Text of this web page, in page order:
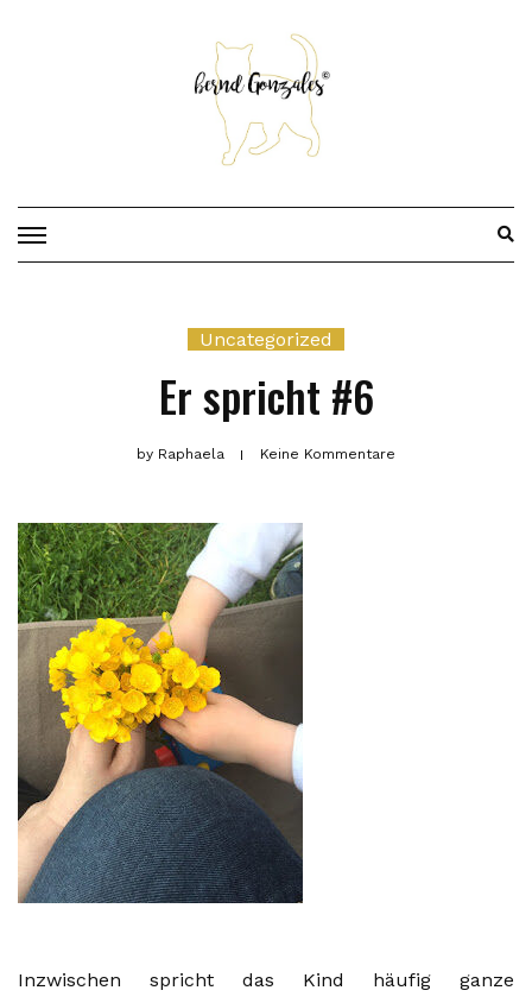
Uncategorized
Er spricht #6
by Raphaela Keine Kommentare
Inzwischen spricht das Kind häufig ganze